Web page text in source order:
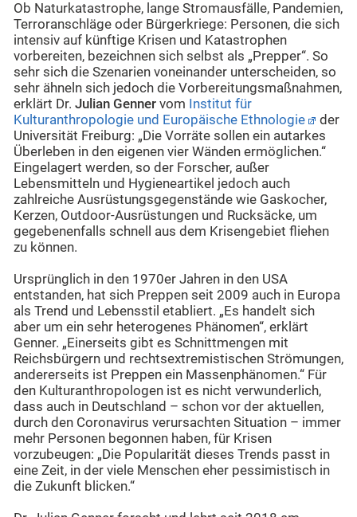
Ob Naturkatastrophe, lange Stromausfälle, Pandemien,
Terroranschläge oder Bürgerkriege: Personen, die sich
intensiv auf künftige Krisen und Katastrophen
vorbereiten, bezeichnen sich selbst als „Prepper“. So
sehr sich die Szenarien voneinander unterscheiden, so
sehr ähneln sich jedoch die Vorbereitungsmaßnahmen,
erklärt Dr. Julian Genner vom Institut für
Kulturanthropologie und Europäische Ethnologie
der
Universität Freiburg: „Die Vorräte sollen ein autarkes
Überleben in den eigenen vier Wänden ermöglichen.“
Eingelagert werden, so der Forscher, außer
Lebensmitteln und Hygieneartikel jedoch auch
zahlreiche Ausrüstungsgegenstände wie Gaskocher,
Kerzen, Outdoor-Ausrüstungen und Rucksäcke, um
gegebenenfalls schnell aus dem Krisengebiet fliehen
zu können.
Ursprünglich in den 1970er Jahren in den USA
entstanden, hat sich Preppen seit 2009 auch in Europa
als Trend und Lebensstil etabliert. „Es handelt sich
aber um ein sehr heterogenes Phänomen“, erklärt
Genner. „Einerseits gibt es Schnittmengen mit
Reichsbürgern und rechtsextremistischen Strömungen,
andererseits ist Preppen ein Massenphänomen.“ Für
den Kulturanthropologen ist es nicht verwunderlich,
dass auch in Deutschland – schon vor der aktuellen,
durch den Coronavirus verursachten Situation – immer
mehr Personen begonnen haben, für Krisen
vorzubeugen: „Die Popularität dieses Trends passt in
eine Zeit, in der viele Menschen eher pessimistisch in
die Zukunft blicken.“